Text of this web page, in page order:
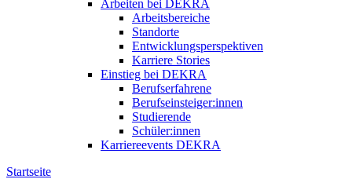
Arbeiten bei DEKRA
Arbeitsbereiche
Standorte
Entwicklungsperspektiven
Karriere Stories
Einstieg bei DEKRA
Berufserfahrene
Berufseinsteiger:innen
Studierende
Schüler:innen
Karriereevents DEKRA
Startseite